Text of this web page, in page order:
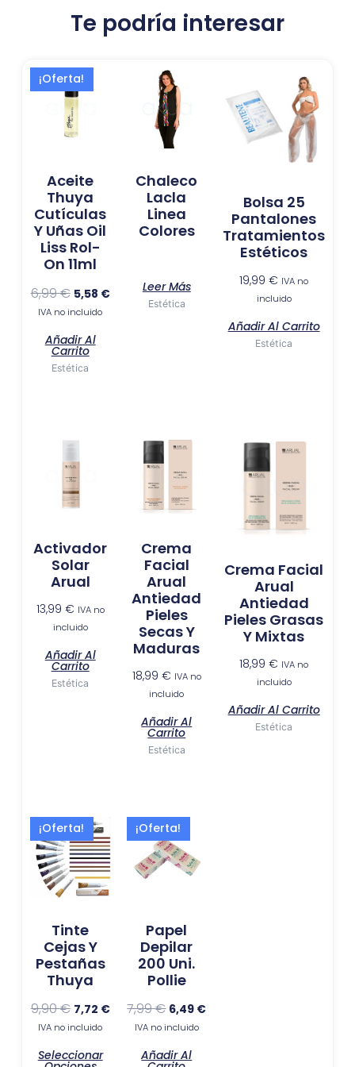
Te podría interesar
¡Oferta!
Aceite
Thuya
Cutículas
Y Uñas Oil
Liss Rol-
On 11ml
6,99€
El
precio
original
era:
6,99 €.
5,58 €
IVA no incluido
Añadir Al
Carrito
Estética
Chaleco
Lacla
Linea
Colores
Leer Más
Estética
Bolsa 25
Pantalones
Tratamientos
Estéticos
19,99€ IVA no
incluido
Añadir Al Carrito
Estética
Activador
Solar
Arual
13,99 € IVA no
incluido
Añadir Al
Carrito
Estética
Crema
Facial
Arual
Antiedad
Pieles
Secas Y
Maduras
18,99 € IVA no
incluido
Añadir Al
Carrito
Estética
Crema Facial
Arual
Antiedad
Pieles Grasas
Y Mixtas
18,99€ IVA no
incluido
Añadir Al Carrito
Estética
¡Oferta!
Tinte
Cejas Y
Pestañas
Thuya
9,90€
El
precio
original
era:
9,90 €.
7,72 €
precio
actual
es:
7,72 €.
IVA no incluido
Seleccionar
producto
tiene
múltiples
opciones
pueden
página
¡Oferta!
Papel
Depilar
200 Uni.
Pollie
7,99€
El
precio
original
era:
6,49 €
IVA no incluido
Añadir Al